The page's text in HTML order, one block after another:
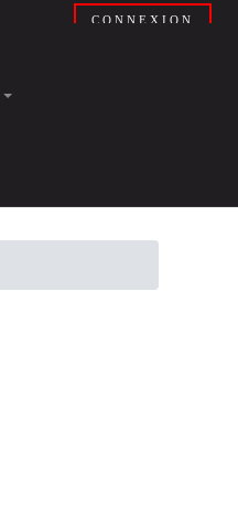
CONNEXION